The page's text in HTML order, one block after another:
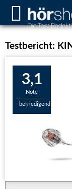
Testbericht:
3,1
Note
befriedigend